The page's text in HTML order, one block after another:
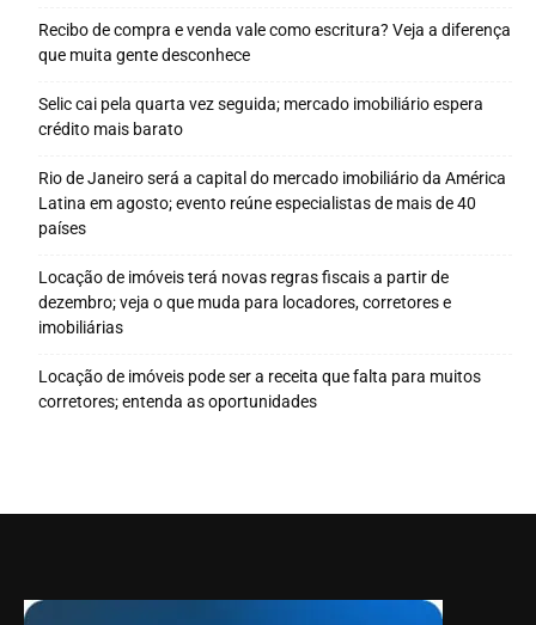
Recibo de compra e venda vale como escritura? Veja a diferença
que muita gente desconhece
Selic cai pela quarta vez seguida; mercado imobiliário espera
crédito mais barato
Rio de Janeiro será a capital do mercado imobiliário da América
Latina em agosto; evento reúne especialistas de mais de 40
países
Locação de imóveis terá novas regras fiscais a partir de
dezembro; veja o que muda para locadores, corretores e
imobiliárias
Locação de imóveis pode ser a receita que falta para muitos
corretores; entenda as oportunidades